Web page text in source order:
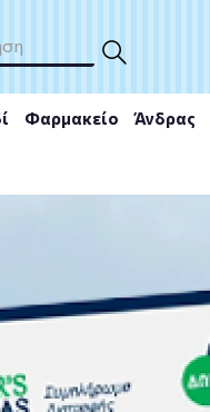
Φαρμακείο Άνδρας